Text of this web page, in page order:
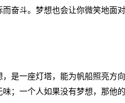
奋斗。梦想也会让你微笑地面
是一座灯塔，能为帆船照亮方
；一个人如果没有梦想，那他